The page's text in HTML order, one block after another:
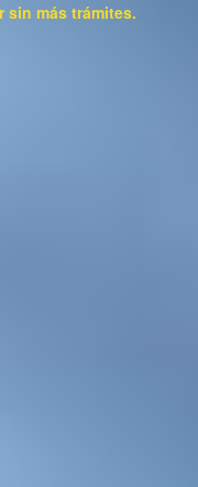
sin más trámites.